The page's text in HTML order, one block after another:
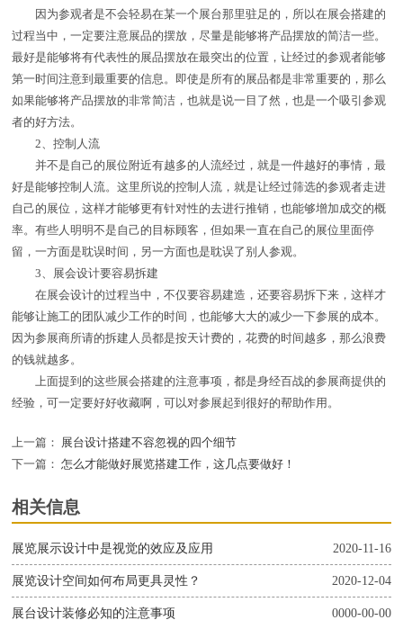
因为参观者是不会轻易在某一个展台那里驻足的，所以在展会搭建的
过程当中，一定要注意展品的摆放，尽量是能够将产品摆放的简洁一些。
最好是能够将有代表性的展品摆放在最突出的位置，让经过的参观者能够
第一时间注意到最重要的信息。即使是所有的展品都是非常重要的，那么
如果能够将产品摆放的非常简洁，也就是说一目了然，也是一个吸引参观
者的好方法。
2、控制人流
并不是自己的展位附近有越多的人流经过，就是一件越好的事情，最
好是能够控制人流。这里所说的控制人流，就是让经过筛选的参观者走进
自己的展位，这样才能够更有针对性的去进行推销，也能够增加成交的概
率。有些人明明不是自己的目标顾客，但如果一直在自己的展位里面停
留，一方面是耽误时间，另一方面也是耽误了别人参观。
3、展会设计要容易拆建
在展会设计的过程当中，不仅要容易建造，还要容易拆下来，这样才
能够让施工的团队减少工作的时间，也能够大大的减少一下参展的成本。
因为参展商所请的拆建人员都是按天计费的，花费的时间越多，那么浪费
的钱就越多。
上面提到的这些展会搭建的注意事项，都是身经百战的参展商提供的
经验，可一定要好好收藏啊，可以对参展起到很好的帮助作用。
上一篇：
展台设计搭建不容忽视的四个细节
下一篇： 怎么才能做好展览搭建工作，这几点要做好！
相关信息
2020-11-16
展览展示设计中是视觉的效应及应用
2020-12-04
展览设计空间如何布局更具灵性？
0000-00-00
展台设计装修必知的注意事项